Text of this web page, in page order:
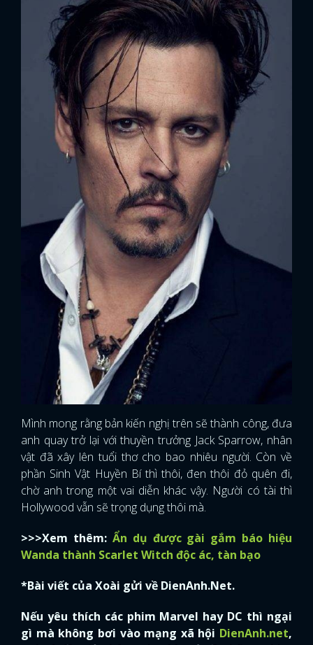
Mình mong rằng bản kiến nghị trên sẽ thành công, đưa
anh quay trở lại với thuyền trưởng Jack Sparrow, nhân
vật đã xây lên tuổi thơ cho bao nhiêu người. Còn về
phần Sinh Vật Huyền Bí thì thôi, đen thôi đỏ quên đi,
chờ anh trong một vai diễn khác vậy. Người có tài thì
Hollywood vẫn sẽ trọng dụng thôi mà.
>>>Xem thêm: Ẩn dụ được gài gắm báo hiệu
Wanda thành Scarlet Witch độc ác, tàn bạo
*Bài viết của Xoài gửi về DienAnh.Net.
Nếu yêu thích các phim Marvel hay DC thì ngại
gì mà không bơi vào mạng xã hội DienAnh.net,